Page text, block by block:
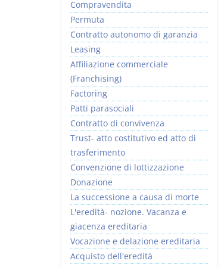
Compravendita
Permuta
Contratto autonomo di garanzia
Leasing
Affiliazione commerciale
(Franchising)
Factoring
Patti parasociali
Contratto di convivenza
Trust- atto costitutivo ed atto di
trasferimento
Convenzione di lottizzazione
Donazione
La successione a causa di morte
L'eredità- nozione. Vacanza e
giacenza ereditaria
Vocazione e delazione ereditaria
Acquisto dell'eredità